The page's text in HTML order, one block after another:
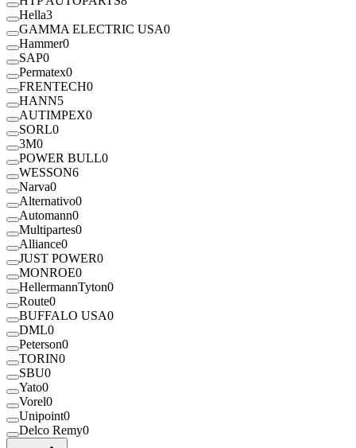
Hella3
GAMMA ELECTRIC USA0
Hammer0
SAP0
Permatex0
FRENTECH0
HANN5
AUTIMPEX0
SORL0
3M0
POWER BULL0
WESSON6
Narva0
Alternativo0
Automann0
Multipartes0
Alliance0
JUST POWER0
MONROE0
HellermannTyton0
Route0
BUFFALO USA0
DML0
Peterson0
TORIN0
SBU0
Yato0
Vorel0
Unipoint0
Delco Remy0